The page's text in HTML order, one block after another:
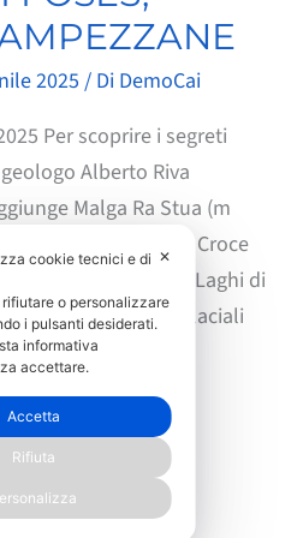
2025/ Di DemoCai
Per scoprire i segreti
Alberto Riva
Malga Ra Stua (m
fino a Campo Croce
CAI 26 si arriva ai Laghi di
per placche glaciali
✕
cookie tecnici e di
o personalizzare
i pulsanti desiderati.
informativa
accettare.
Accetta
Rifiuta